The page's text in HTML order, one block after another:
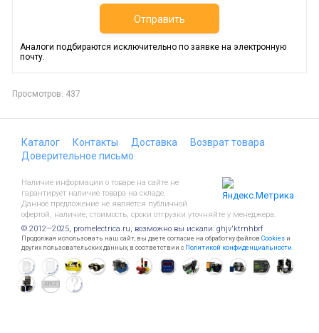
Отправить
Аналоги подбираются исключительно по заявке на электронную
почту.
Просмотров: 437
Каталог Контакты Доставка
Возврат товара
Доверительное письмо
Наличие информации о товаре на сайте не
гарантирует наличие товара на складе.
Данное предложение не является публичной
офертой, наличие, стоимость, сроки отгрузки уточняйте у менеджера.
© 2012—2025, promelectrica.ru, возможно вы искали: ghjv'ktrnhbrf
Продолжая использовать наш сайт, вы даете согласие на обработку файлов Cookies и
других пользовательских данных, в соответствии с Политикой конфиденциальности.